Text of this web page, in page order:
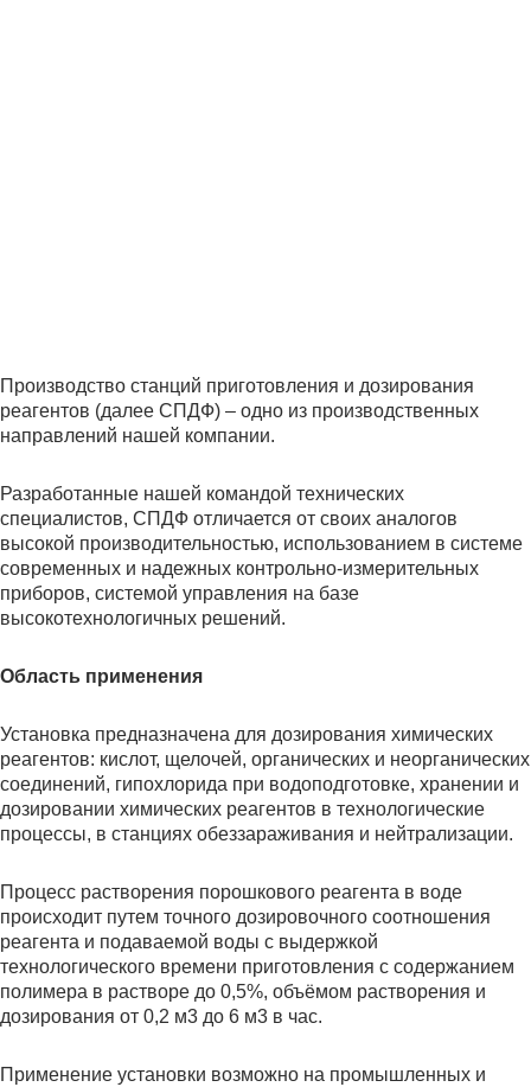
Производство станций приготовления и дозирования
реагентов (далее СПДФ) – одно из производственных
направлений нашей компании.
Разработанные нашей командой технических
специалистов, СПДФ отличается от своих аналогов
высокой производительностью, использованием в системе
современных и надежных контрольно-измерительных
приборов, системой управления на базе
высокотехнологичных решений.
Область применения
Установка предназначена для дозирования химических
реагентов: кислот, щелочей, органических и неорганических
соединений, гипохлорида при водоподготовке, хранении и
дозировании химических реагентов в технологические
процессы, в станциях обеззараживания и нейтрализации.
Процесс растворения порошкового реагента в воде
происходит путем точного дозировочного соотношения
реагента и подаваемой воды с выдержкой
технологического времени приготовления с содержанием
полимера в растворе до 0,5%, объёмом растворения и
дозирования от 0,2 м3 до 6 м3 в час.
Применение установки возможно на промышленных и